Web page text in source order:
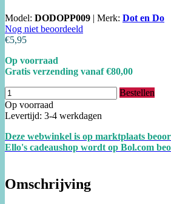
Model: DODOPP009 | Merk: Dot en Do
Nog niet beoordeeld
€5,95
Op voorraad
Gratis verzending vanaf €80,00
Bestellen
Op voorraad
Levertijd: 3-4 werkdagen
Deze webwinkel is op marktplaats
Ello's cadeaushop wordt op Bol.com
Omschrijving